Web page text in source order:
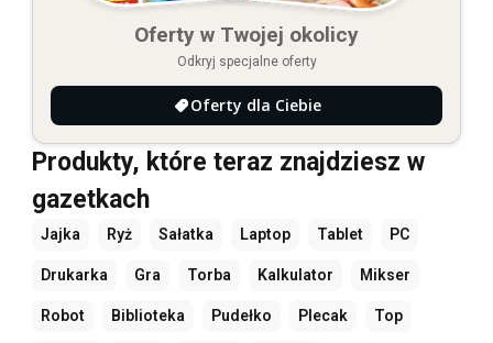
Oferty w Twojej okolicy
Odkryj specjalne oferty
Oferty dla Ciebie
Produkty, które teraz znajdziesz w
gazetkach
Jajka Ryż Sałatka Laptop Tablet PC
Drukarka Gra Torba Kalkulator Mikser
Robot Biblioteka Pudełko Plecak Top